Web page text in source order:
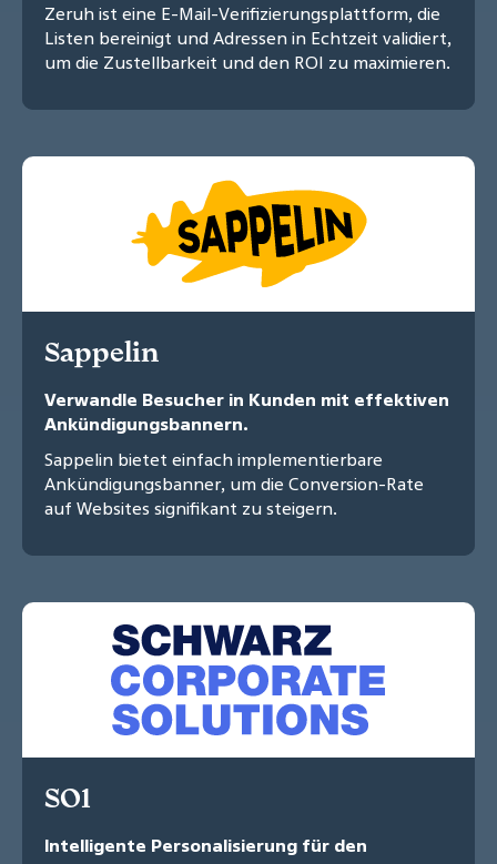
Zeruh ist eine E-Mail-Verifizierungsplattform, die
Listen bereinigt und Adressen in Echtzeit validiert,
um die Zustellbarkeit und den ROI zu maximieren.
Sappelin
Verwandle Besucher in Kunden mit effektiven
Ankündigungsbannern.
Sappelin bietet einfach implementierbare
Ankündigungsbanner, um die Conversion-Rate
auf Websites signifikant zu steigern.
SO1
Intelligente Personalisierung für den